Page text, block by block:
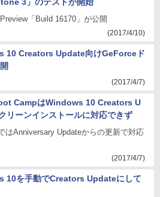
「Build 16170」が公開
(2017/4/10)
10 Creators Update向けGeForceド
(2017/4/7)
CampはWindows 10 Creators U
リーンインストールに対応できず
はAnniversary Updateからの更新で対応
(2017/4/7)
10を手動でCreators Updateにして